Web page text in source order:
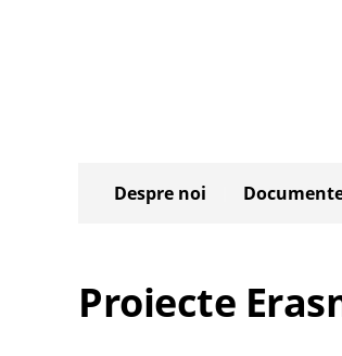
Despre noi
Proiecte